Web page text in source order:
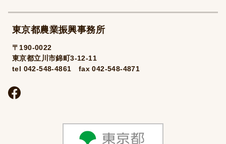
東京都農業振興事務所
〒190-0022
東京都立川市錦町3-12-11
tel 042-548-4861 fax 042-548-4871